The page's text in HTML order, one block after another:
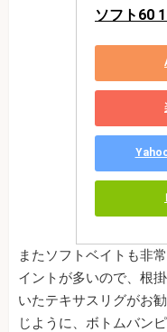
ソフト60
またソフトベイトも非
イントが多いので、根
いたテキサスリグがお
じように、ボトムバン